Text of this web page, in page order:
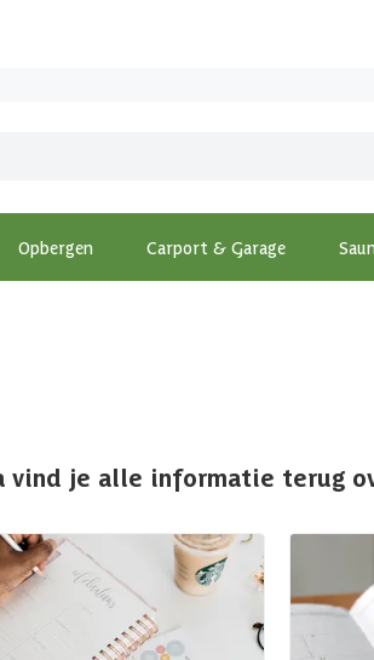
Opbergen Carport & Garage
vind je alle informatie terug